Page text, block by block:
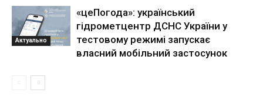
Актуально
«цеПогода»: український
гідрометцентр ДСНС України у
тестовому режимі запускає
власний мобільний застосунок